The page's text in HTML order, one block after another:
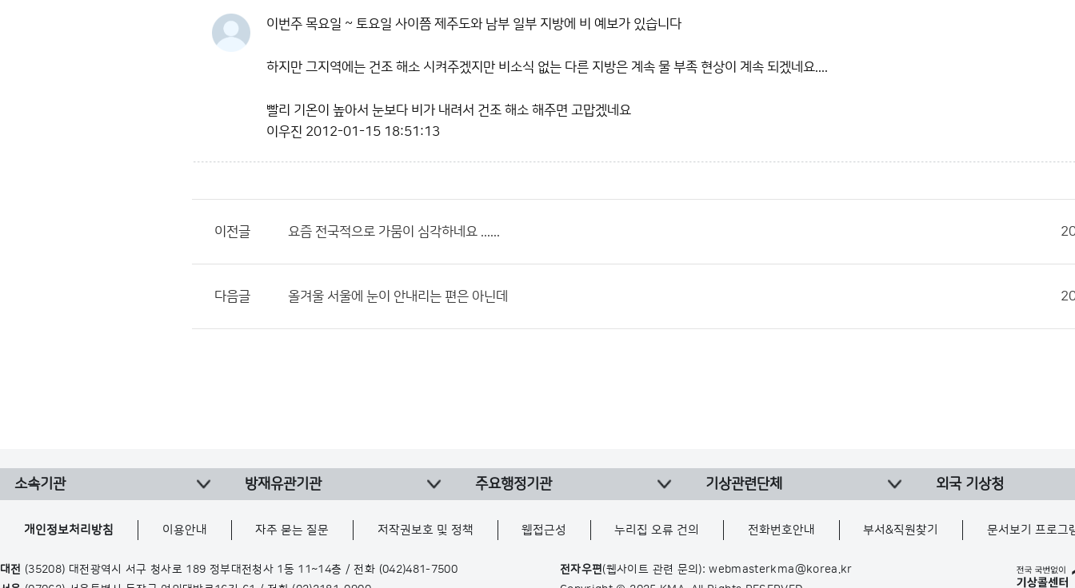
이번주 목요일 ~ 토요일 사이쯤 제주도와 남부 일부 지방에 비 예보가 있습니다
하지만 그지역에는 건조 해소 시켜주겠지만 비소식 없는 다른 지방은 계속 물 부족 현상이 계속 되겠네요....
빨리 기온이 높아서 눈보다 비가 내려서 건조 해소 해주면 고맙겠네요
이우진 2012-01-15 18:51:13
이전글 요즘 전국적으로 가뭄이 심각하네요 ......
다음글 올겨울 서울에 눈이 안내리는 편은 아닌데
소속기관 방재유관기관 주요행정기관 기상관련단체 외국 기상청
개인정보처리방침 이용안내 자주 묻는 질문 저작권보호 및 정책 웹접근성 누리집 오류 건의 전화번호안내 부서&직원찾기 문서보기 프로그
대전 (35208) 대전광역시 서구 청사로 189 정부대전청사 1동 11~14층 / 전화 (042)481-7500
전자우편(웹사이트 관련 문의): webmasterkma@korea.kr